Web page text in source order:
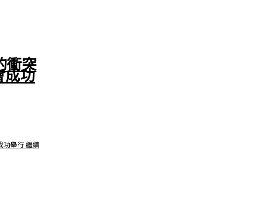
衝突
成功
功舉行 繼續